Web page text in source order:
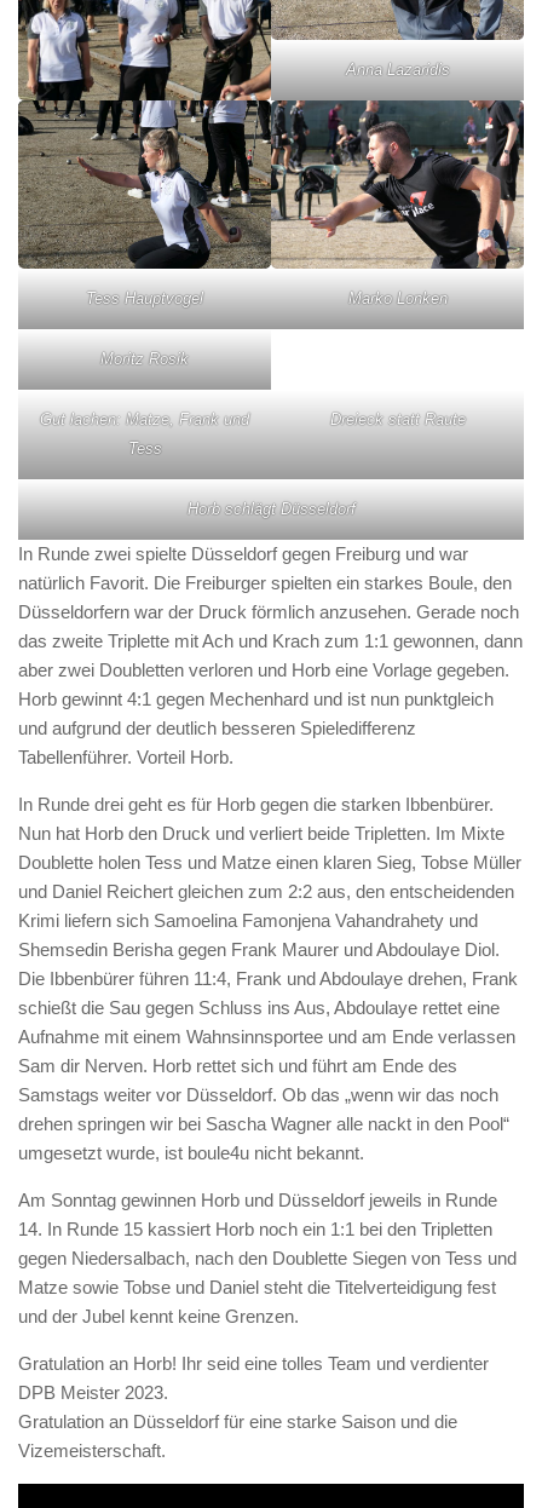
Anna Lazaridis
Tess Hauptvogel Marko Lonken
Moritz Rosik
Gut lachen: Matze, Frank und
Tess
Dreieck statt Raute
Horb schlägt Düsseldorf
In Runde zwei spielte Düsseldorf gegen Freiburg und war
natürlich Favorit. Die Freiburger spielten ein starkes Boule, den
Düsseldorfern war der Druck förmlich anzusehen. Gerade noch
das zweite Triplette mit Ach und Krach zum 1:1 gewonnen, dann
aber zwei Doubletten verloren und Horb eine Vorlage gegeben.
Horb gewinnt 4:1 gegen Mechenhard und ist nun punktgleich
und aufgrund der deutlich besseren Spieledifferenz
Tabellenführer. Vorteil Horb.
In Runde drei geht es für Horb gegen die starken Ibbenbürer.
Nun hat Horb den Druck und verliert beide Tripletten. Im Mixte
Doublette holen Tess und Matze einen klaren Sieg, Tobse Müller
und Daniel Reichert gleichen zum 2:2 aus, den entscheidenden
Krimi liefern sich Samoelina Famonjena Vahandrahety und
Shemsedin Berisha gegen Frank Maurer und Abdoulaye Diol.
Die Ibbenbürer führen 11:4, Frank und Abdoulaye drehen, Frank
schießt die Sau gegen Schluss ins Aus, Abdoulaye rettet eine
Aufnahme mit einem Wahnsinnsportee und am Ende verlassen
Sam dir Nerven. Horb rettet sich und führt am Ende des
Samstags weiter vor Düsseldorf. Ob das „wenn wir das noch
drehen springen wir bei Sascha Wagner alle nackt in den Pool“
umgesetzt wurde, ist boule4u nicht bekannt.
Am Sonntag gewinnen Horb und Düsseldorf jeweils in Runde
14. In Runde 15 kassiert Horb noch ein 1:1 bei den Tripletten
gegen Niedersalbach, nach den Doublette Siegen von Tess und
Matze sowie Tobse und Daniel steht die Titelverteidigung fest
und der Jubel kennt keine Grenzen.
Gratulation an Horb! Ihr seid eine tolles Team und verdienter
DPB Meister 2023.
Gratulation an Düsseldorf für eine starke Saison und die
Vizemeisterschaft.